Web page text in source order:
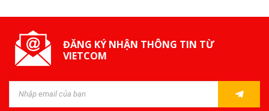
ĐĂNG KÝ NHẬN THÔNG TIN TỪ
VIETCOM